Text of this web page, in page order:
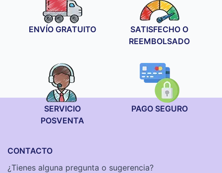
ENVÍO GRATUITO
SATISFECHO O
REEMBOLSADO
SERVICIO
POSVENTA
PAGO SEGURO
CONTACTO
¿Tienes alguna pregunta o sugerencia?